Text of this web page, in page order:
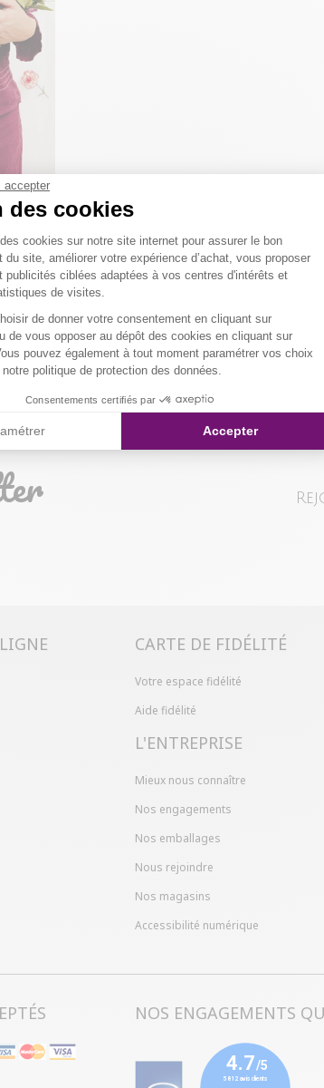
accepter
des cookies
de Gestion du
cookies sur notre site internet pour assurer le bon
du site, améliorer votre expérience d’achat, vous proposer
publicités ciblées adaptées à vos centres d'intérêts et
de visites.
de donner votre consentement en cliquant sur
de vous opposer au dépôt des cookies en cliquant sur
pouvez également à tout moment paramétrer vos choix
politique de protection des données.
Consentements certifiés par
Accepter
CARTE DE FIDÉLITÉ
Votre espace fidélité
Aide fidélité
L'ENTREPRISE
Mieux nous connaître
Nos engagements
Nos emballages
Nous rejoindre
Nos magasins
Accessibilité numérique
NOS ENGAGEMENTS